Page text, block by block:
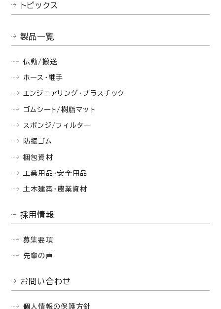
トピックス
製品一覧
伝動/搬送
ホース・継手
エンジニアリング・プラスチック
ゴムシート/樹脂マット
スポンジ/フィルター
防振ゴム
梱包資材
工業用品・安全用品
土木建築・農業資材
採用情報
募集要項
先輩の声
お問い合わせ
個人情報の保護方針